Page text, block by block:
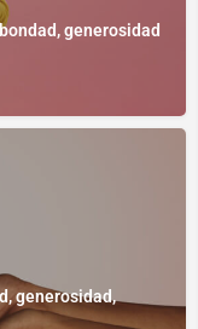
generosidad
generosidad,